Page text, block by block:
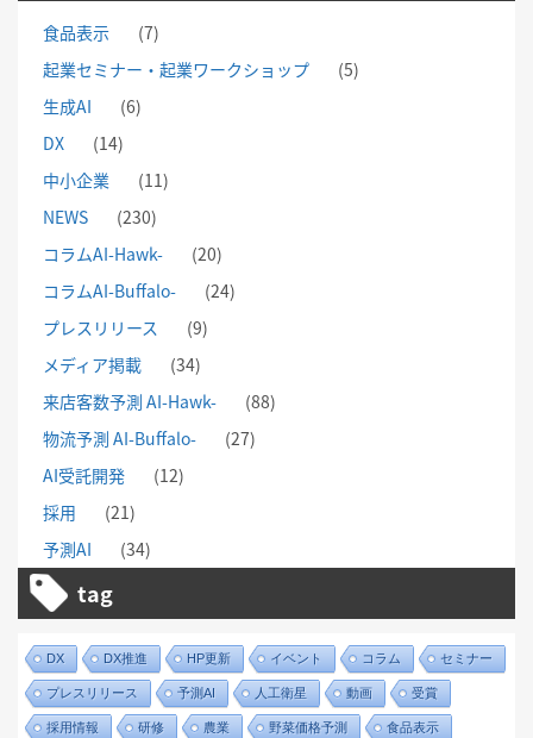
食品表示
(7)
起業セミナー・起業ワークショップ
(5)
生成AI
(6)
DX
(14)
中小企業
(11)
NEWS
(230)
コラムAI-Hawk-
(20)
コラムAI-Buffalo-
(24)
プレスリリース
(9)
メディア掲載
(34)
来店客数予測 AI-Hawk-
(88)
物流予測 AI-Buffalo-
(27)
AI受託開発
(12)
採用
(21)
予測AI
(34)
tag
DX DX推進 HP更新 イベント コラム セミナー
プレスリリース 予測AI 人工衛星 動画 受賞
採用情報 研修 農業 野菜価格予測 食品表示